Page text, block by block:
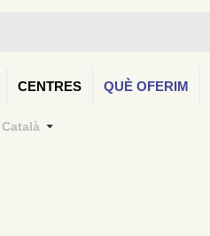
CENTRES QUÈ OFERIM
Català